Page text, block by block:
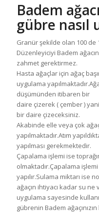
Badem
gübre nasıl
Granür şekilde olan 100
Düzenleyiciyi Badem
zahmet gerektirmez.
Hasta ağaçlar için ağaç
uygulama
düşümünden itibaren bir
daire çizerek ( çember )
bir daire çizeceksiniz.
Akabinde elle veya çok
yapılmaktadır.Atım
yapılması gerekmektedir.
Çapalama işlemi ise
olmaktadır.Çapalama
yapılır.Sulama miktarı ise
ağaçın ihtiyacı kadar su
uygulama sayesinde
gübrenin Badem